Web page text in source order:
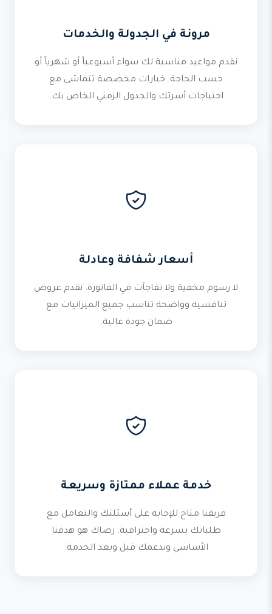
مرونة في الجدولة والخدمات
نقدم مواعيد مناسبة لك سواء أسبوعياً أو شهرياً أو
حسب الحاجة. خيارات مخصصة تتماشى مع
احتياجات أسرتك والجدول الزمني الخاص بك.
أسعار شفافة وعادلة
لا رسوم مخفية ولا تفاجآت في الفاتورة. نقدم عروض
تنافسية وواضحة تناسب جميع الميزانيات مع
ضمان جودة عالية.
خدمة عملاء ممتازة وسريعة
فريقنا متاح للإجابة على أسئلتك والتعامل مع
طلباتك بسرعة واحترافية. رضاك هو هدفنا
الأساسي وندعمك قبل وبعد الخدمة.